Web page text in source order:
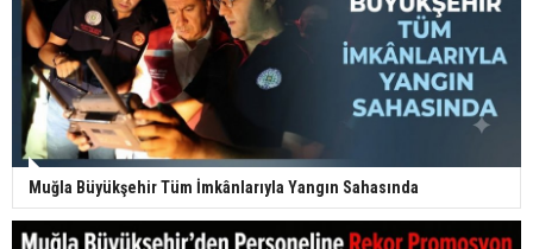
Muğla Büyükşehir Tüm İmkânlarıyla Yangın Sahasında